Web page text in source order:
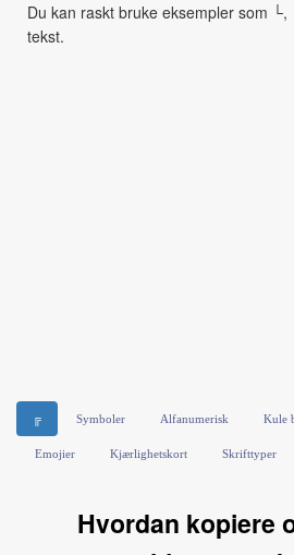
Du kan raskt bruke eksempler som
tekst.
╔ Symboler Alfanumerisk Kule
Emojier Kjærlighetskort Skrifttyper
Hvordan kopiere